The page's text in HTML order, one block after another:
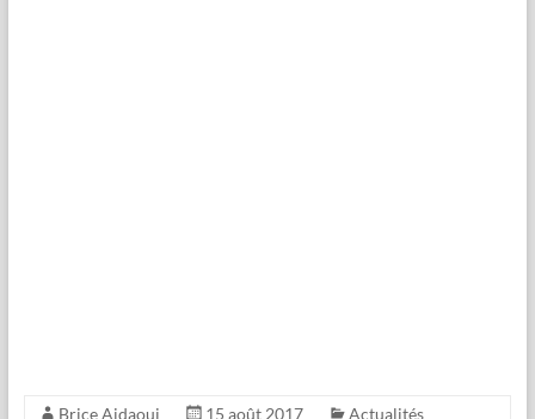
Brice Aidaoui 15 août 2017 Actualités